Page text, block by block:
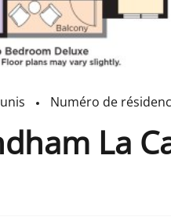
Numéro de
La